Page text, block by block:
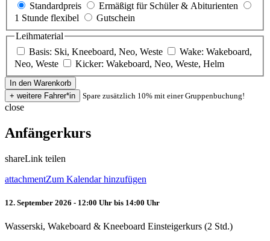
Standardpreis
Ermäßigt für Schüler & Abiturienten
1 Stunde flexibel
Gutschein
Leihmaterial
Basis: Ski, Kneeboard, Neo, Weste
Wake: Wakeboard,
Neo, Weste
Kicker: Wakeboard, Neo, Weste, Helm
Spare zusätzlich 10% mit einer Gruppenbuchung!
close
Anfängerkurs
shareLink teilen
attachmentZum Kalendar hinzufügen
12. September 2026 - 12:00 Uhr bis 14:00 Uhr
Wasserski, Wakeboard & Kneeboard Einsteigerkurs (2 Std.)